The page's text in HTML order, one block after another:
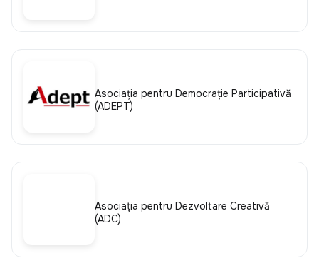
Asociaţia pentru Democraţie Participativă
(ADEPT)
Asociația pentru Dezvoltare Creativă
(ADC)